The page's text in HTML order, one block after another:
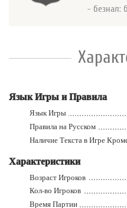
- безнал:
Язык Игры и Правила
Язык Игры
Правила на Русском
Наличие Текста в Игре
Характеристики
Возраст Игроков
Кол-во Игроков
Время Партии